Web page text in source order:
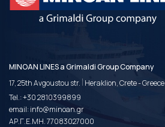
MINOAN LINES a Grimaldi Group Company
17, 25th Avgoustou str. | Heraklion, Crete - Greece
Tel.:+30 2810399899
email:info@minoan.gr
ΑΡ.Γ.Ε.ΜΗ. 77083027000